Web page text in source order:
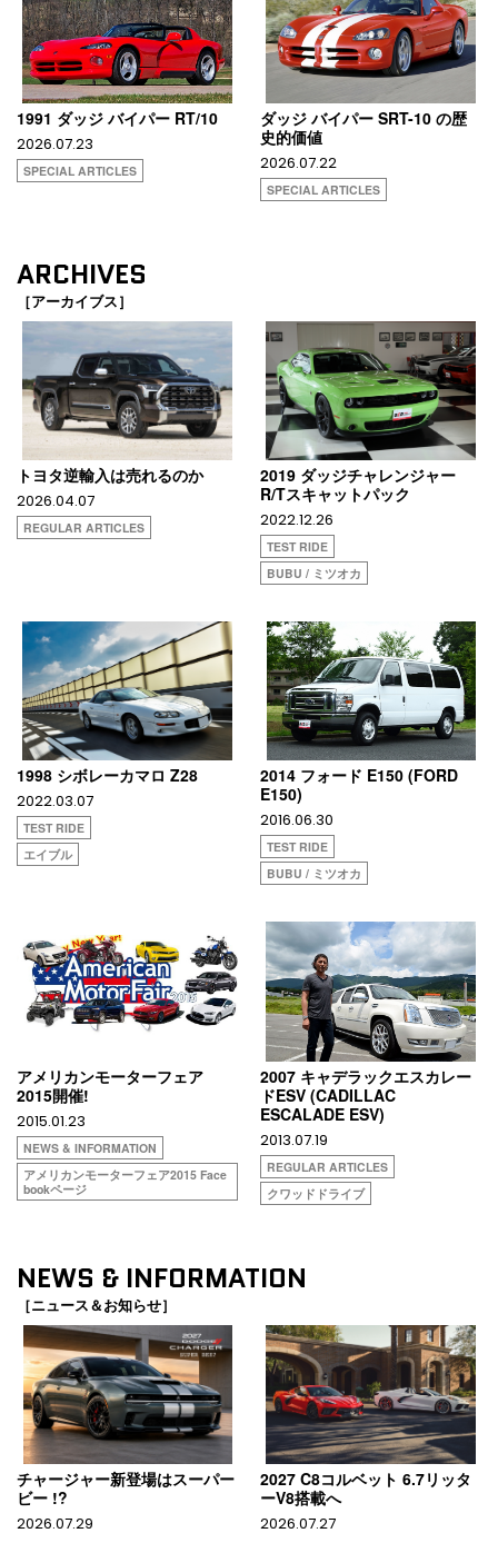
1991 ダッジ バイパー RT/10
2026.07.23
SPECIAL ARTICLES
ダッジ バイパー SRT-10 の歴
史的価値
2026.07.22
SPECIAL ARTICLES
ARCHIVES
［アーカイブス］
トヨタ逆輸入は売れるのか
2026.04.07
REGULAR ARTICLES
2019 ダッジチャレンジャー
R/Tスキャットパック
2022.12.26
TEST RIDE
BUBU / ミツオカ
1998 シボレーカマロ Z28
2022.03.07
TEST RIDE
エイブル
2014 フォード E150 (FORD
E150)
2016.06.30
TEST RIDE
BUBU / ミツオカ
アメリカンモーターフェア
2015開催!
2015.01.23
NEWS & INFORMATION
アメリカンモーターフェア2015 Face
bookページ
2007 キャデラックエスカレー
ドESV (CADILLAC
ESCALADE ESV)
2013.07.19
REGULAR ARTICLES
クワッドドライブ
NEWS & INFORMATION
［ニュース＆お知らせ］
チャージャー新登場はスーパー
ビー !?
2026.07.29
2027 C8コルベット 6.7リッタ
ーV8搭載へ
2026.07.27